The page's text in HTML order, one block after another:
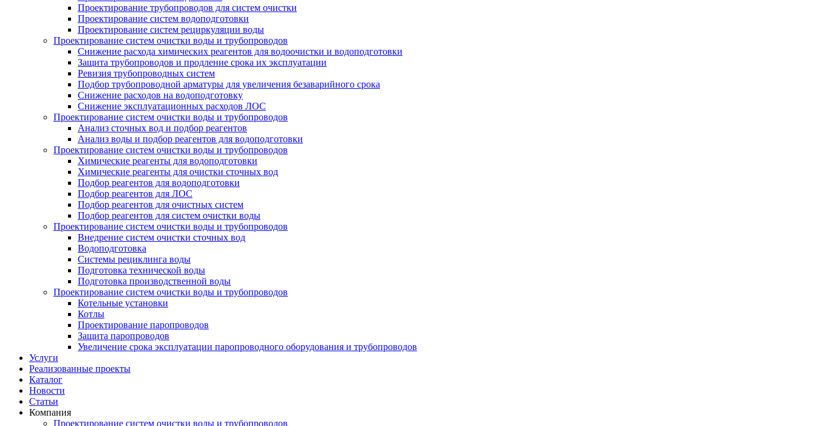
Проектирование трубопроводов для систем очистки
Проектирование систем водоподготовки
Проектирование систем рециркуляции воды
Проектирование систем очистки воды и трубопроводов
Снижение расхода химических реагентов для водоочистки и водоподготовки
Защита трубопроводов и продление срока их эксплуатации
Ревизия трубопроводных систем
Подбор трубопроводной арматуры для увеличения безаварийного срока
Снижение расходов на водоподготовку
Снижение эксплуатационных расходов ЛОС
Проектирование систем очистки воды и трубопроводов
Анализ сточных вод и подбор реагентов
Анализ воды и подбор реагентов для водоподготовки
Проектирование систем очистки воды и трубопроводов
Химические реагенты для водоподготовки
Химические реагенты для очистки сточных вод
Подбор реагентов для водоподготовки
Подбор реагентов для ЛОС
Подбор реагентов для очистных систем
Подбор реагентов для систем очистки воды
Проектирование систем очистки воды и трубопроводов
Внедрение систем очистки сточных вод
Водоподготовка
Системы рециклинга воды
Подготовка технической воды
Подготовка производственной воды
Проектирование систем очистки воды и трубопроводов
Котельные установки
Котлы
Проектирование паропроводов
Защита паропроводов
Увеличение срока эксплуатации паропроводного оборудования и трубопроводов
Услуги
Реализованные проекты
Каталог
Новости
Статьи
Компания
Проектирование систем очистки воды и трубопроводов